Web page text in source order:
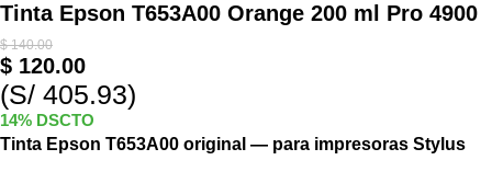
Tinta Epson T653A00 Orange 200 ml Pro 4900
$140.00
$ 120.00
(S/ 405.93)
14% DSCTO
Tinta Epson T653A00 original — para impresoras Stylus